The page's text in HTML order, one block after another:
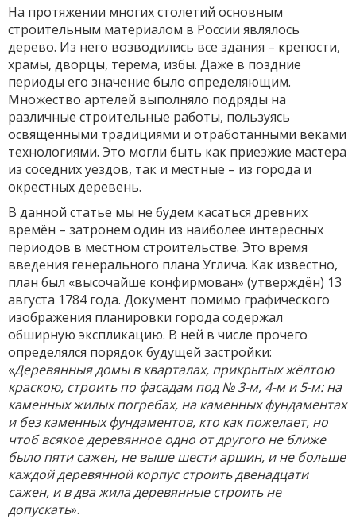
На протяжении многих столетий основным
строительным материалом в России являлось
дерево. Из него возводились все здания – крепости,
храмы, дворцы, терема, избы. Даже в поздние
периоды его значение было определяющим.
Множество артелей выполняло подряды на
различные строительные работы, пользуясь
освящёнными традициями и отработанными веками
технологиями. Это могли быть как приезжие мастера
из соседних уездов, так и местные – из города и
окрестных деревень.
В данной статье мы не будем касаться древних
времён – затронем один из наиболее интересных
периодов в местном строительстве. Это время
введения генерального плана Углича. Как известно,
план был «высочайше конфирмован» (утверждён) 13
августа 1784 года. Документ помимо графического
изображения планировки города содержал
обширную экспликацию. В ней в числе прочего
определялся порядок будущей застройки:
«Деревянныя домы в кварталах, прикрытых жёлтою
краскою, строить по фасадам под № 3-м, 4-м и 5-м: на
каменных жилых погребах, на каменных фундаментах
и без каменных фундаментов, кто как пожелает, но
чтоб всякое деревянное одно от другого не ближе
было пяти сажен, не выше шести аршин, и не больше
каждой деревянной корпус строить двенадцати
сажен, и в два жила деревянные строить не
допускать».